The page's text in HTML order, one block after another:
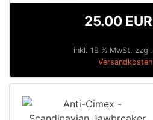
25.00 EUR
inkl. 19 % MwSt. zzgl.
Versandkosten